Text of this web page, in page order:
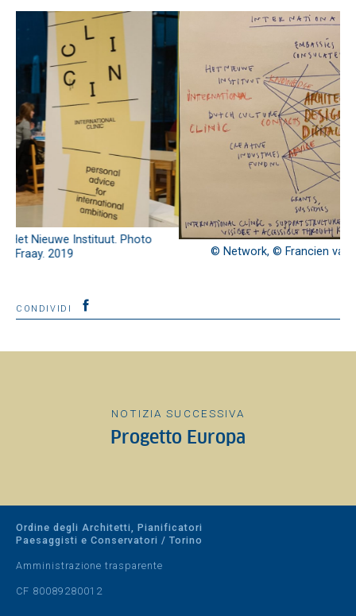
© Network, © Francien van Westrenen, aprile 2021
CONDIVIDI
NOTIZIA SUCCESSIVA
Progetto Europa
Ordine degli Architetti, Pianificatori
Paesaggisti e Conservatori / Torino
Amministrazione trasparente
CF 80089280012